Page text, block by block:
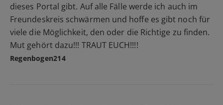
dieses Portal gibt. Auf alle Fälle werde ich auch im
Freundeskreis schwärmen und hoffe es gibt noch für
viele die Möglichkeit, den oder die Richtige zu finden.
Mut gehört dazu!!! TRAUT EUCH!!!!
Regenbogen214